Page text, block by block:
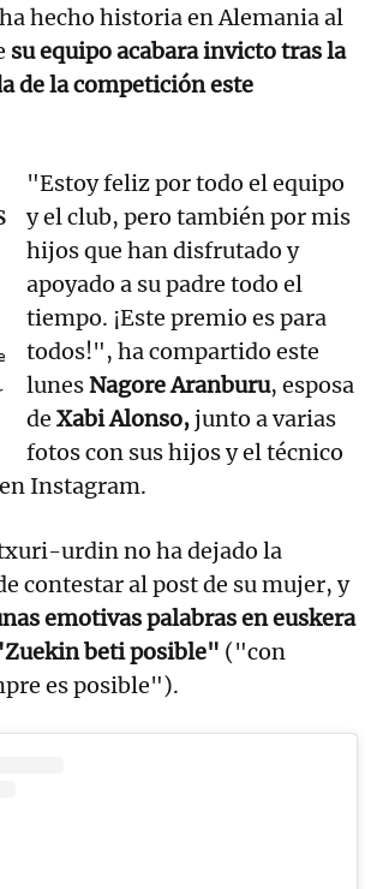
hecho historia en Alemania al
su equipo acabara invicto tras la
de la competición este
"Estoy feliz por todo el equipo
y el club, pero también por mis
hijos que han disfrutado y
apoyado a su padre todo el
tiempo. ¡Este premio es para
todos!", ha compartido este
lunes Nagore Aranburu, esposa
de Xabi Alonso,junto a varias
fotos con sus hijos y el técnico
Instagram.
urdin no ha dejado la
contestar al post de su mujer, y
emotivas palabras en euskera
beti posible" ("con
es posible").